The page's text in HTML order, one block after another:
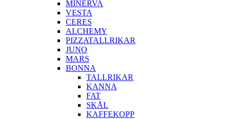
MINERVA
VESTA
CERES
ALCHEMY
PIZZATALLRIKAR
JUNO
MARS
BONNA
TALLRIKAR
KANNA
FAT
SKÅL
KAFFEKOPP